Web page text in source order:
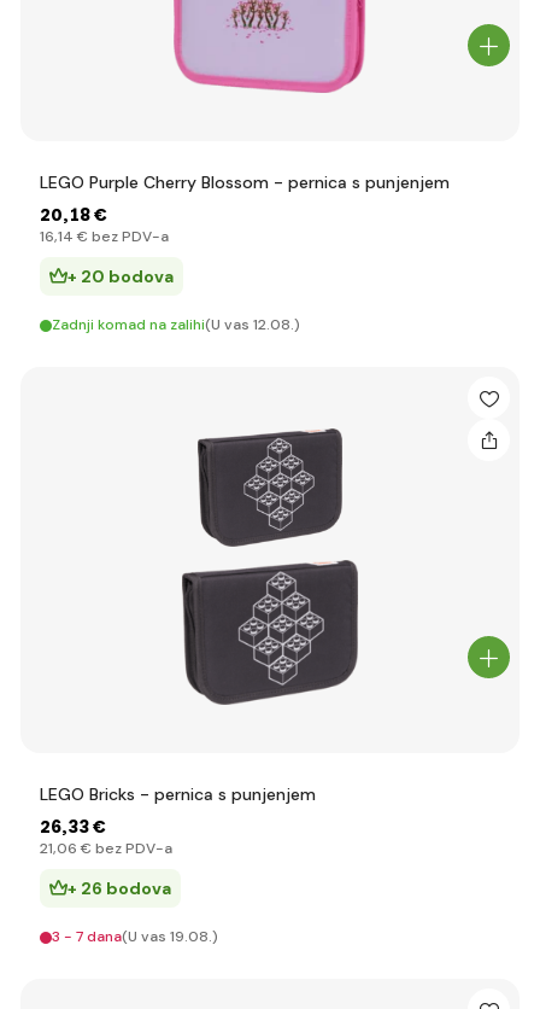
LEGO Purple Cherry Blossom - pernica s punjenjem
20,18 €
16,14 € bez PDV-a
+ 20 bodova
Zadnji komad na zalihi(U vas 12.08.)
LEGO Bricks - pernica s punjenjem
26,33 €
21,06 € bez PDV-a
+ 26 bodova
3 - 7 dana(U vas 19.08.)